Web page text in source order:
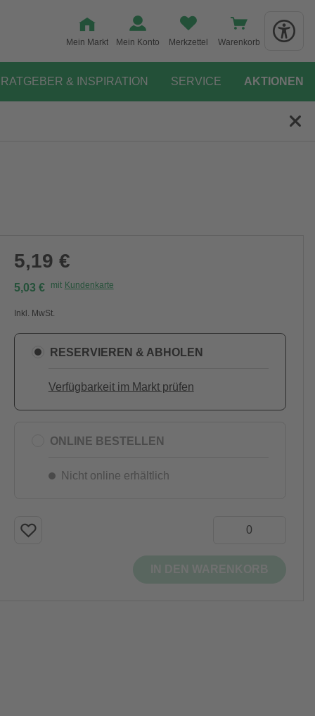
Mein Markt Mein Konto Merkzettel Warenkorb
RATGEBER & INSPIRATION SERVICE AKTIONEN
5,19 €
5,03 € mit Kundenkarte
Inkl. MwSt.
RESERVIEREN & ABHOLEN
Verfügbarkeit im Markt prüfen
ONLINE BESTELLEN
Nicht online erhältlich